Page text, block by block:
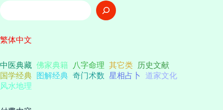
搜
索
繁体中文
中医典藏 佛家典籍 八字命理 其它类 历史文献
国学经典
图解经典 奇门术数 星相占卜
道家文化
风水地理